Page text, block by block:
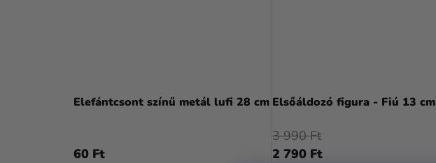
Elefántcsont színű metál lufi 28 cm
60 Ft
Elsőáldozó figura - Fiú 13 cm
2 790 Ft
3 990 Ft